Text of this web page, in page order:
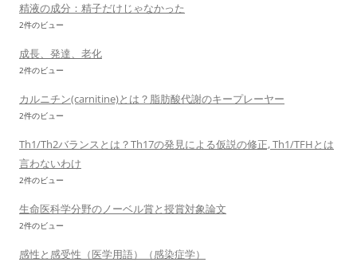
精液の成分：精子だけじゃなかった
2件のビュー
成長、発達、老化
2件のビュー
カルニチン(carnitine)とは？脂肪酸代謝のキープレーヤー
2件のビュー
Th1/Th2バランスとは？Th17の発見による仮説の修正, Th1/TFHとは
言わないわけ
2件のビュー
生命医科学分野のノーベル賞と授賞対象論文
2件のビュー
感性と感受性（医学用語）（感染症学）